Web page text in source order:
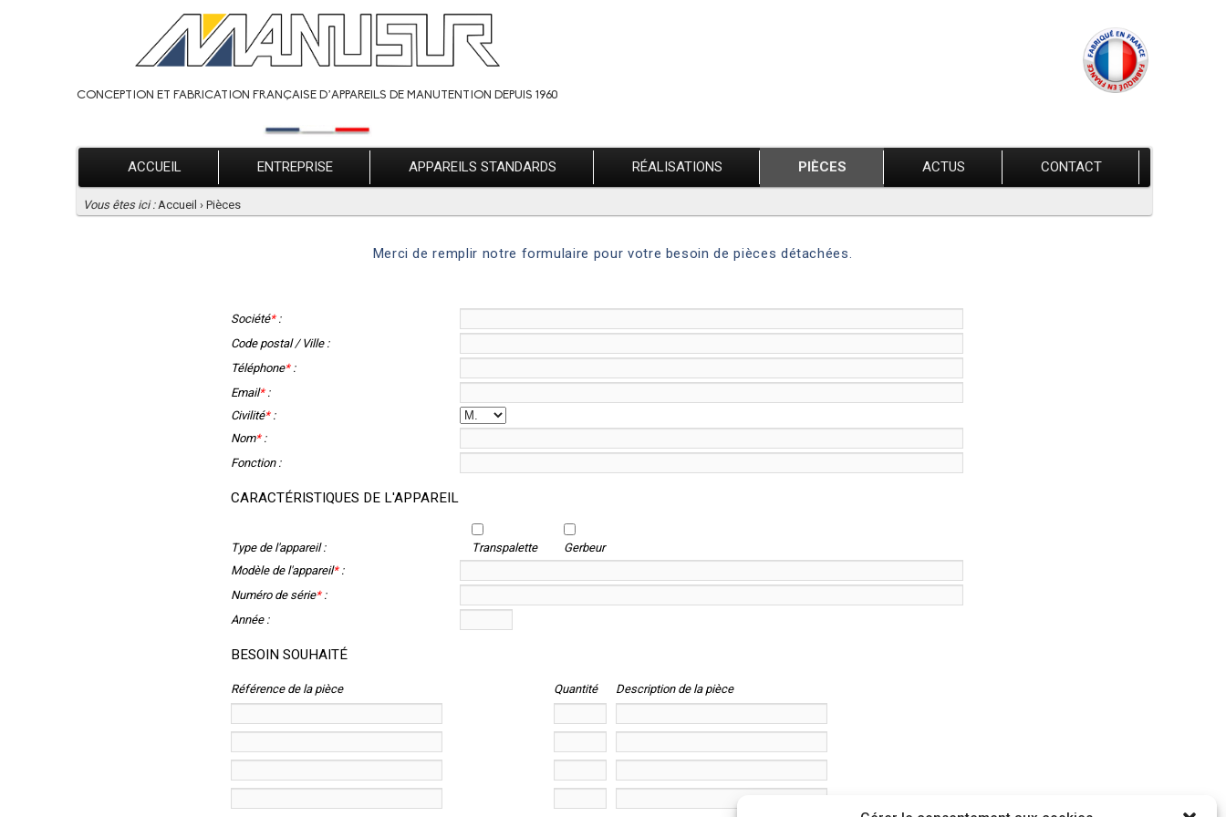
CONCEPTION ET FABRICATION FRANÇAISE D’APPAREILS DE MANUTENTION DEPUIS 1960
ACCUEIL ENTREPRISE APPAREILS STANDARDS RÉALISATIONS PIÈCES ACTUS CONTACT
Vous êtes ici : Accueil › Pièces
Merci de remplir notre formulaire pour votre besoin de pièces détachées.
Société*:
Code postal / Ville :
Téléphone*:
Email*:
Civilité*:
Nom*:
Fonction :
CARACTÉRISTIQUES DE L'APPAREIL
Type de l'appareil : Transpalette
Gerbeur
Modèle de l'appareil*:
Numéro de série*:
Année :
BESOIN SOUHAITÉ
Référence de la pièce Quantité Description de la pièce